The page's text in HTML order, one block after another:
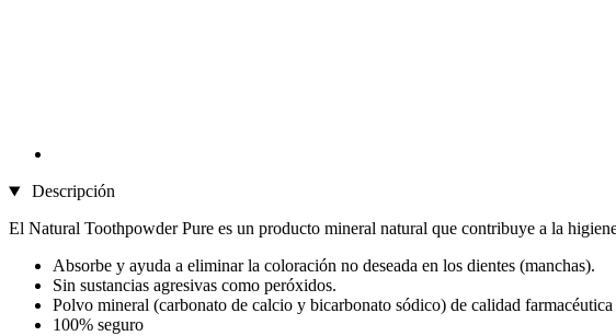
Descripción
El Natural Toothpowder Pure es un producto mineral natural que contribuye a la
Absorbe y ayuda a eliminar la coloración no deseada en los dientes (manchas).
Sin sustancias agresivas como peróxidos.
Polvo mineral (carbonato de calcio y bicarbonato sódico) de calidad
100% seguro